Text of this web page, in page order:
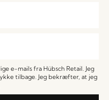
e-mails fra Hübsch Retail. Jeg
tilbage. Jeg bekræfter, at jeg